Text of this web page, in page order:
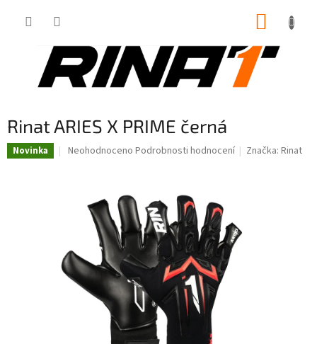
Rinat ARIES X PRIME černá
Novinka
Průměrné
hvězdiček.
Neohodnoceno Podrobnosti hodnocení Značka:Rinat